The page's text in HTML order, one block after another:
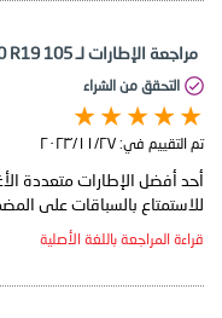
مراجعة الإطارات لـ Michelin Pilot Sport 4 S 275/40 R19 105
التحقق من الشراء
تم التقييم في: ٢٧‏/١١‏/٢٠٢٣
أحد أفضل الإطارات متعددة
للاستمتاع بالسباقات على
قراءة المراجعة باللغة الأصلية